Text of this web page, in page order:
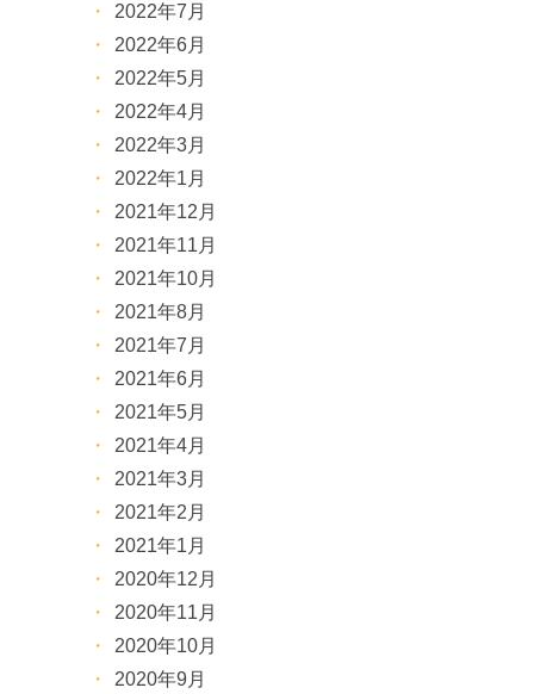
2022年7月
2022年6月
2022年5月
2022年4月
2022年3月
2022年1月
2021年12月
2021年11月
2021年10月
2021年8月
2021年7月
2021年6月
2021年5月
2021年4月
2021年3月
2021年2月
2021年1月
2020年12月
2020年11月
2020年10月
2020年9月